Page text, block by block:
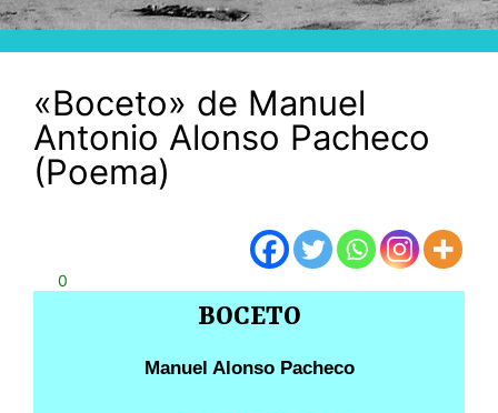
«Boceto» de Manuel
Antonio Alonso Pacheco
(Poema)
0
BOCETO
Manuel Alonso Pacheco